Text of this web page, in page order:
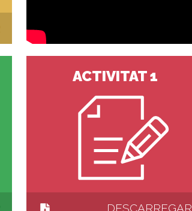
ACTIVITAT 1
DESCARREGAR